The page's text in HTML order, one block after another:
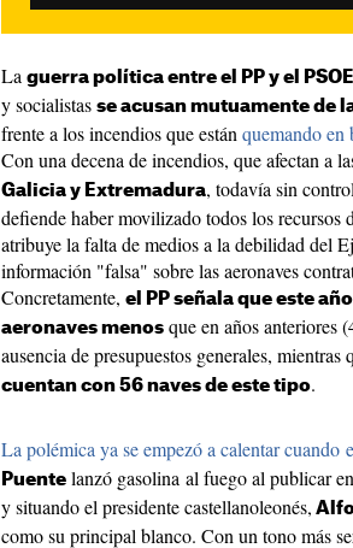
La guerra política entre el PP y el PSOE
y socialistas se acusan mutuamente de
frente a los incendios que están quemando en
Con una decena de incendios, que afectan a
Galicia y Extremadura, todavía sin
defiende haber movilizado todos los recursos
atribuye la falta de medios a la debilidad del
información "falsa" sobre las aeronaves
Concretamente, el PP señala que este
aeronaves menos que en años anteriores
ausencia de presupuestos generales, mientras
cuentan con 56 naves de este tipo.
La polémica ya se empezó a calentar cuando
Puente lanzó gasolina al fuego al publicar
y situando el presidente castellanoleonés,
como su principal blanco. Con un tono más